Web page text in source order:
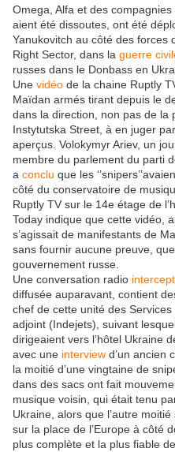
Omega, Alfa et des
aient été dissoutes, ont été
Yanukovitch au côté des forces
Right Sector, dans la guerre
russes dans le Donbass en
Une vidéo de la chaine Ruptly
Maïdan armés tirant depuis le
dans la direction, non pas de la
Instytutska Street, à en juger
aperçus. Volokymyr Ariev, un
membre du parlement du parti
a conclu que les
côté du conservatoire de
Ruptly TV sur le 14e étage de
Today indique que cette vidéo,
s’agissait de manifestants de
sans fournir aucune preuve,
gouvernement russe.
Une conversation radio
diffusée auparavant, contient
chef de cette unité des
adjoint (Indejets), suivant
dirigeaient vers l’hôtel Ukraine
avec une interview d’un ancien
la moitié d’une vingtaine de
dans des sacs ont fait
musique voisin, qui était tenu
Ukraine, alors que l’autre moitié
sur la place de l’Europe à côté
plus complète et la plus fiable